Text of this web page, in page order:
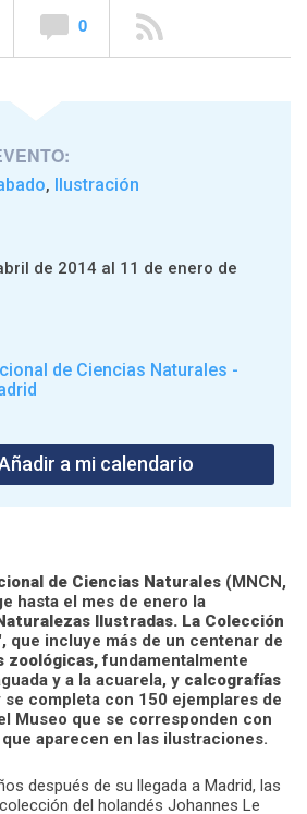
0
, Ilustración
de 2014 al 11 de enero de
de Ciencias Naturales -
a mi calendario
de Ciencias Naturales (MNCN,
hasta el mes de enero la
Ilustradas. La Colección
', que incluye más de un centenar de
zoológicas,fundamentalmente
y a la acuarela, y calcografías
se completa con 150 ejemplares de
Museo que se corresponden con
que aparecen en las ilustraciones.
después de su llegada a Madrid, las
del holandés Johannes Le